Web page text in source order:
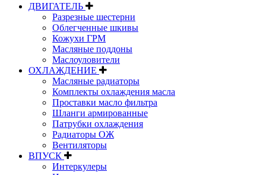
ДВИГАТЕЛЬ
Разрезные шестерни
Облегченные шкивы
Кожухи ГРМ
Масляные поддоны
Маслоуловители
ОХЛАЖДЕНИЕ
Масляные радиаторы
Комплекты охлаждения масла
Проставки масло фильтра
Шланги армированные
Патрубки охлаждения
Радиаторы ОЖ
Вентиляторы
ВПУСК
Интеркулеры